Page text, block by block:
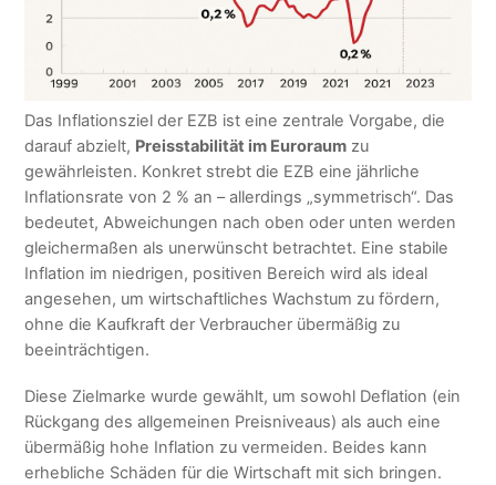
Das Inflationsziel der EZB ist eine zentrale Vorgabe, die
darauf abzielt, Preisstabilität im Euroraum zu
gewährleisten. Konkret strebt die EZB eine jährliche
Inflationsrate von 2 % an – allerdings „symmetrisch“. Das
bedeutet, Abweichungen nach oben oder unten werden
gleichermaßen als unerwünscht betrachtet. Eine stabile
Inflation im niedrigen, positiven Bereich wird als ideal
angesehen, um wirtschaftliches Wachstum zu fördern,
ohne die Kaufkraft der Verbraucher übermäßig zu
beeinträchtigen.
Diese Zielmarke wurde gewählt, um sowohl Deflation (ein
Rückgang des allgemeinen Preisniveaus) als auch eine
übermäßig hohe Inflation zu vermeiden. Beides kann
erhebliche Schäden für die Wirtschaft mit sich bringen.